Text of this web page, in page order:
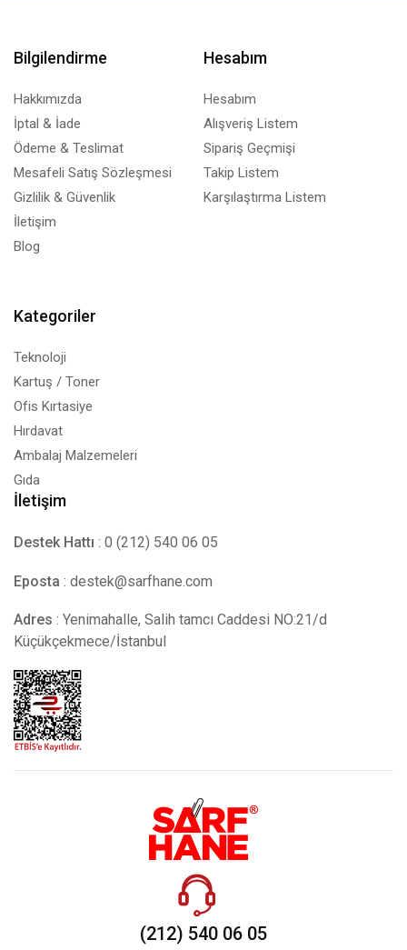
Bilgilendirme
Hakkımızda
İptal & İade
Ödeme & Teslimat
Mesafeli Satış Sözleşmesi
Gizlilik & Güvenlik
İletişim
Blog
Hesabım
Hesabım
Alışveriş Listem
Sipariş Geçmişi
Takip Listem
Karşılaştırma Listem
Kategoriler
Teknoloji
Kartuş / Toner
Ofis Kırtasiye
Hırdavat
Ambalaj Malzemeleri
Gıda
İletişim
Destek Hattı : 0 (212) 540 06 05
Eposta : destek@sarfhane.com
Adres : Yenimahalle, Salih tamcı Caddesi NO:21/d
Küçükçekmece/İstanbul
(212) 540 06 05